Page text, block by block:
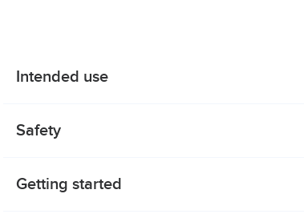
Intended use
Safety
Getting started